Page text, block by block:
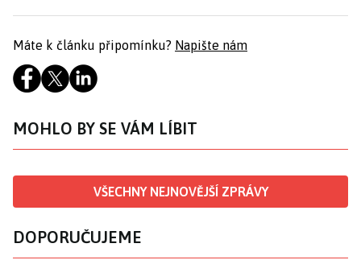
Máte k článku připomínku? Napište nám
MOHLO BY SE VÁM LÍBIT
VŠECHNY NEJNOVĚJŠÍ ZPRÁVY
DOPORUČUJEME